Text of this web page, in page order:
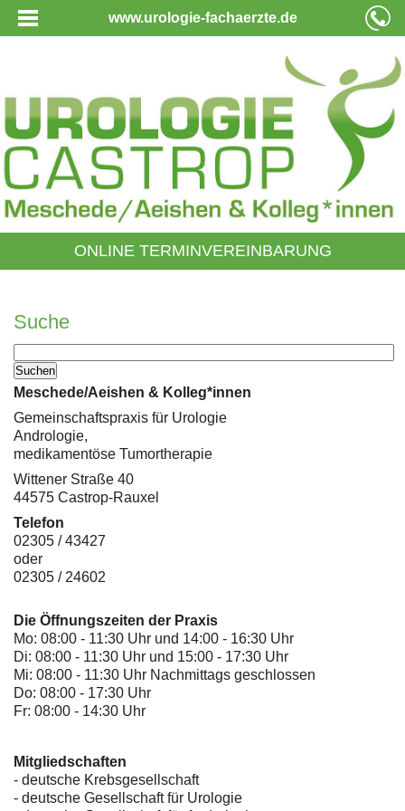
www.urologie-fachaerzte.de
ONLINE TERMINVEREINBARUNG
Suche
Meschede/Aeishen & Kolleg*innen
Gemeinschaftspraxis für Urologie
Andrologie,
medikamentöse Tumortherapie
Wittener Straße 40
44575 Castrop-Rauxel
Telefon
02305 / 43427
oder
02305 / 24602
Die Öffnungszeiten der Praxis
Mo: 08:00 - 11:30 Uhr und 14:00 - 16:30 Uhr
Di: 08:00 - 11:30 Uhr und 15:00 - 17:30 Uhr
Mi: 08:00 - 11:30 Uhr Nachmittags geschlossen
Do: 08:00 - 17:30 Uhr
Fr: 08:00 - 14:30 Uhr
Mitgliedschaften
- deutsche Krebsgesellschaft
- deutsche Gesellschaft für Urologie